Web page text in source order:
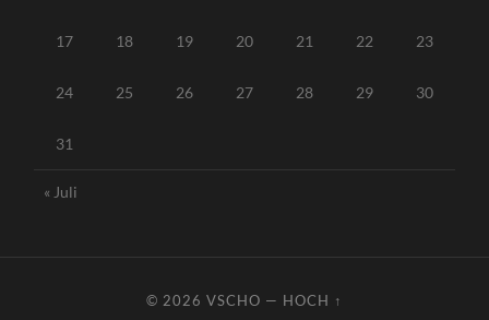
17 18 19 20 21 22 23
24 25 26 27 28 29 30
31
« Juli
© 2026 VSCHO — HOCH ↑